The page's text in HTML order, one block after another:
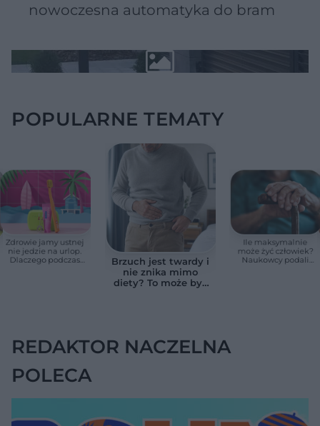
nowoczesna automatyka do bram
POPULARNE TEMATY
Zdrowie jamy ustnej
nie jedzie na urlop.
Dlaczego podczas
Brzuch jest twardy i
nie znika mimo
diety? To może być
Ile maksymalnie
może żyć człowiek?
Naukowcy podali
REDAKTOR NACZELNA
POLECA